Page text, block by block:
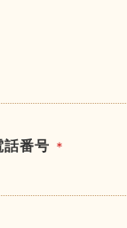
話番号 ＊